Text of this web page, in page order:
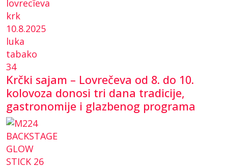
Krčki sajam – Lovrečeva od 8. do 10.
kolovoza donosi tri dana tradicije,
gastronomije i glazbenog programa